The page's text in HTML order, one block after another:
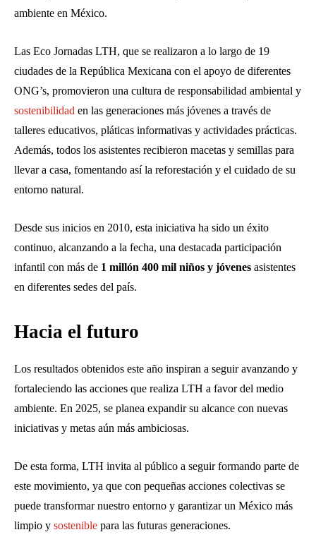
ambiente en México.
Las Eco Jornadas LTH, que se realizaron a lo largo de 19
ciudades de la República Mexicana con el apoyo de diferentes
ONG’s, promovieron una cultura de responsabilidad ambiental y
sostenibilidad en las generaciones más jóvenes a través de
talleres educativos, pláticas informativas y actividades prácticas.
Además, todos los asistentes recibieron macetas y semillas para
llevar a casa, fomentando así la reforestación y el cuidado de su
entorno natural.
Desde sus inicios en 2010, esta iniciativa ha sido un éxito
continuo, alcanzando a la fecha, una destacada participación
infantil con más de 1 millón 400 mil niños y jóvenes asistentes
en diferentes sedes del país.
Hacia el futuro
Los resultados obtenidos este año inspiran a seguir avanzando y
fortaleciendo las acciones que realiza LTH a favor del medio
ambiente. En 2025, se planea expandir su alcance con nuevas
iniciativas y metas aún más ambiciosas.
De esta forma, LTH invita al público a seguir formando parte de
este movimiento, ya que con pequeñas acciones colectivas se
puede transformar nuestro entorno y garantizar un México más
limpio y sostenible para las futuras generaciones.